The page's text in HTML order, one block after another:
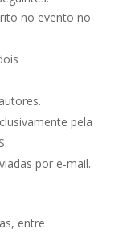
no evento no
pela
por e-mail.
entre